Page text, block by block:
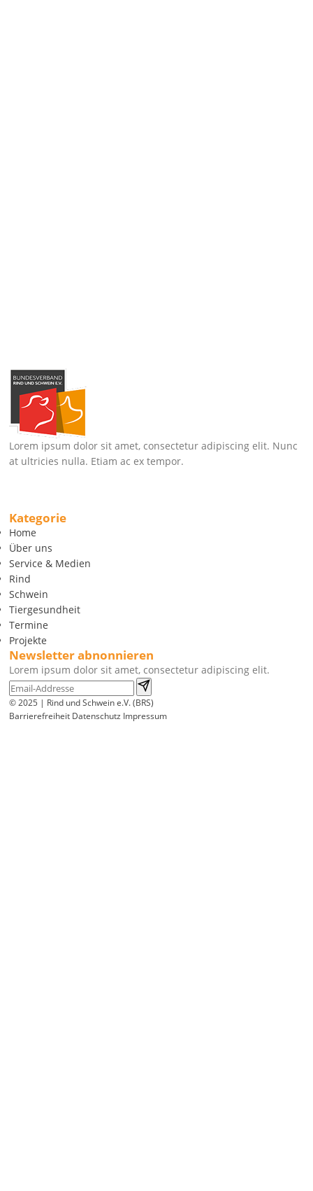
Lorem ipsum dolor sit amet, consectetur adipiscing elit. Nunc
at ultricies nulla. Etiam ac ex tempor.
Kategorie
Home
Über uns
Service & Medien
Rind
Schwein
Tiergesundheit
Termine
Projekte
Newsletter abnonnieren
Lorem ipsum dolor sit amet, consectetur adipiscing elit.
© 2025 | Rind und Schwein e.V. (BRS)
Barrierefreiheit Datenschutz Impressum